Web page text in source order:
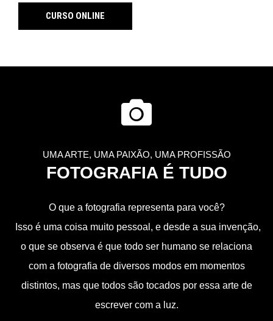
CURSO ONLINE
UMA ARTE, UMA PAIXÃO, UMA PROFISSÃO
FOTOGRAFIA É TUDO
O que a fotografia representa para você?
Isso é uma coisa muito pessoal, e desde a sua invenção,
o que se observa é que todo ser humano se relaciona
com a fotografia de diversos modos em momentos
distintos, mas que todos são tocados por essa arte de
escrever com a luz.